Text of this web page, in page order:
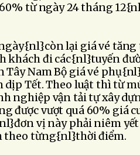
từ ngày 24 tháng
lại giá vé
khách đi các{nl}tuyến
Tây Nam Bộ giá vé
dịp Tết. Theo luật thì từ
nghiệp vận tải tự xây
được vượt quá 60% giá
vị này phải niêm
theo từng{nl}thời điểm.